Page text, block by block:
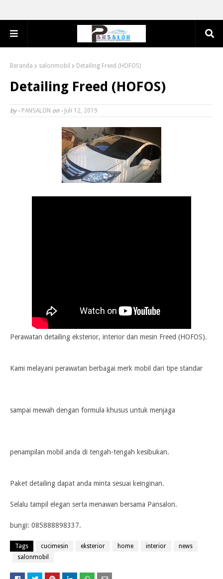
Beranda salonmobil Detailing Freed (HOFOS)
Detailing Freed (HOFOS)
by - PANSALON on - Juli 12, 2019
Perawatan detailing eksterior, interior dan mesin Freed (HOFOS).
Kami melayani perawatan berbagai merk mobil dari tipe standar
sampai mewah dengan formula khusus untuk menjaga
penampilan mobil anda di tengah-tengah kesibukan.
Paket detailing dapat anda minta sesuai keinginan.
Selalu tampil elegan serta menawan bersama Pansalon.
bungi: 085888898337.
Tags cucimesin eksterior home interior
news
salonmobil